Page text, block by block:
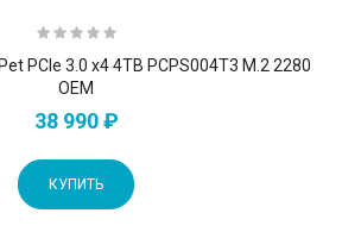
PCIe 3.0 x4 4TB PCPS004T3 M.2 2280
OEM
38 990 ₽
КУПИТЬ